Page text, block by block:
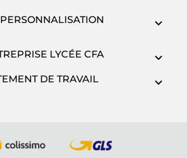
LYCÉE CFA
DE TRAVAIL